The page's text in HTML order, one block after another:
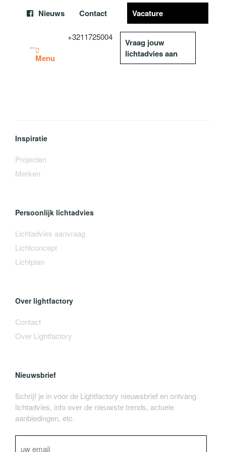
Nieuws Contact Vacature
Menu
+3211725004
Vraag jouw
lichtadvies aan
Inspiratie
Projecten
Merken
Persoonlijk lichtadvies
Lichtadvies aanvraag
Lichtconcept
Lichtplan
Over lightfactory
Contact
Over Lightfactory
Nieuwsbrief
Schrijf je in voor de Lightfactory nieuwsbrief en ontvang
lichtadvies, info over de nieuwste trends, actuele
aanbiedingen, etc.